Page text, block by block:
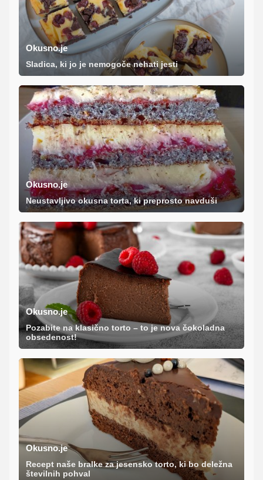
Okusno.je
Sladica, ki jo je nemogoče nehati jesti
Okusno.je
Neustavljivo okusna torta, ki preprosto navduši
Okusno.je
Pozabite na klasično torto – to je nova čokoladna
obsedenost!
Okusno.je
Recept naše bralke za jesensko torto, ki bo deležna
številnih pohval